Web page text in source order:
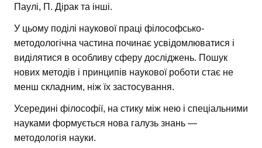
Паулі, П. Дірак та інші.
У цьому поділі наукової праці філософсько-
методологічна частина починає усвідомлюватися і
виділятися в особливу сферу досліджень. Пошук
нових методів і принципів наукової роботи стає не
менш складним, ніж їх застосування.
Усередині філософії, на стику між нею і спеціальними
науками формується нова галузь знань —
методологія науки.